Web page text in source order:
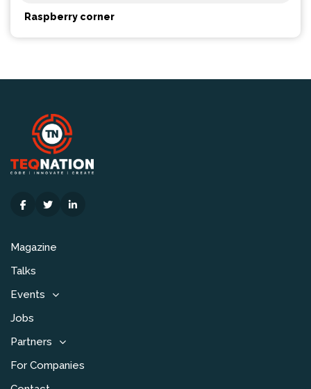
Raspberry corner
Magazine
Talks
Events
Jobs
Partners
For Companies